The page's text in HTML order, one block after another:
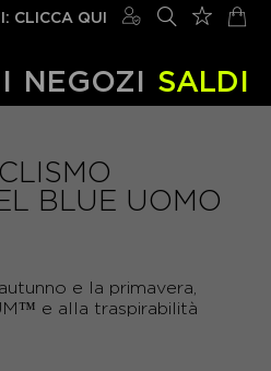
CLICCA QUI
NEGOZI SALDI
BLUE UOMO
e la primavera,
e alla traspirabilità